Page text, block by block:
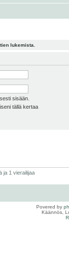
lukemista.
sisään.
tällä kertaa
ja 1 vierailijaa
Povered by
Käännös,